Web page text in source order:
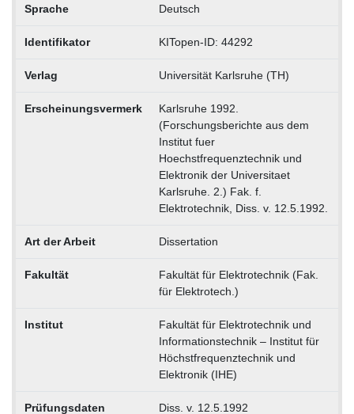
Sprache Deutsch
Identifikator KITopen-ID: 44292
Verlag Universität Karlsruhe (TH)
Erscheinungsvermerk
Karlsruhe 1992.
(Forschungsberichte aus dem
Institut fuer
Hoechstfrequenztechnik und
Elektronik der Universitaet
Karlsruhe. 2.) Fak. f.
Elektrotechnik, Diss. v. 12.5.1992.
Art der Arbeit Dissertation
Fakultät
Fakultät für Elektrotechnik (Fak.
für Elektrotech.)
Institut
Fakultät für Elektrotechnik und
Informationstechnik – Institut für
Höchstfrequenztechnik und
Elektronik (IHE)
Prüfungsdaten Diss. v. 12.5.1992